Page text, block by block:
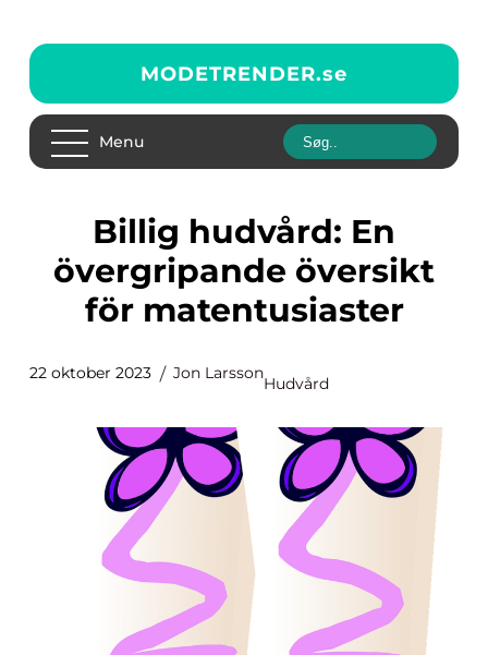
MODETRENDER.se
Menu
Billig hudvård: En
övergripande översikt
för matentusiaster
22 oktober 2023 Jon Larsson
Hudvård